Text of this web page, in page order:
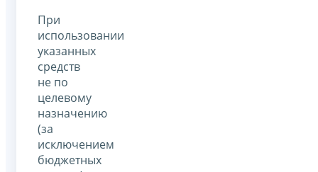
При
использовании
указанных
средств
не по
целевому
назначению
(за
исключением
бюджетных